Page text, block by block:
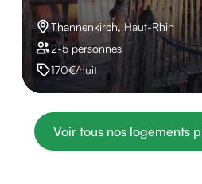
Thannenkirch, Haut-Rhin
2-5 personnes
170€/nuit
Voir tous nos logements